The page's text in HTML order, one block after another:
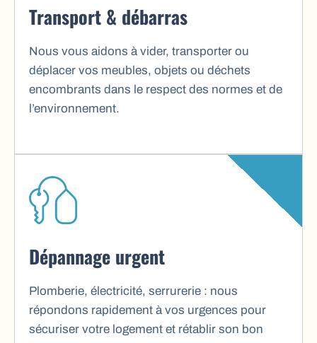
Transport & débarras
Nous vous aidons à vider, transporter ou
déplacer vos meubles, objets ou déchets
encombrants dans le respect des normes et de
l’environnement.
Dépannage urgent
Plomberie, électricité, serrurerie : nous
répondons rapidement à vos urgences pour
sécuriser votre logement et rétablir son bon